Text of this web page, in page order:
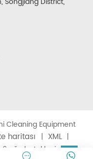
Cleaning Equipment
haritası | XML |
ağı desteklenir